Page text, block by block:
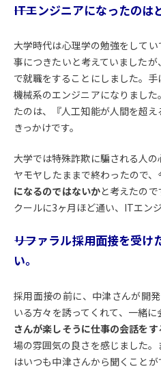
――ITエンジニアになったの
大学時代は心理学の勉強をして
事につきたいと考えていました
で就職をすることにしました。
機械系のエンジニアになりまし
たのは、『人工知能が人間を超
きっかけです。
大学では特殊詐欺に騙される人
ヤモヤしたままで終わったので、
になるのではないかと考えたの
クールに3ヶ月ほど通い、ITエン
――リファラル採用面接を受
い。
採用面接の前に、中津さんが開
いる方々を誘ってくれて、一緒に
さんが楽しそうに仕事の会話をす
場の雰囲気の良さを感じました
はいつも中津さんから聞くこと